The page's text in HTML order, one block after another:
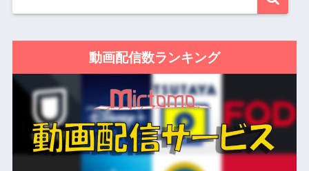
動画配信数ランキング